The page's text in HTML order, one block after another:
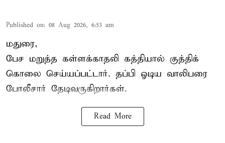
Published on: 08 Aug 2026, 6:53 am
மதுரை,
பேச மறுத்த கள்ளக்காதலி கத்தியால் குத்திக்
கொலை செய்யப்பட்டார். தப்பி ஓடிய வாலிபரை
போலீசார் தேடிவருகிறார்கள்.
Read More